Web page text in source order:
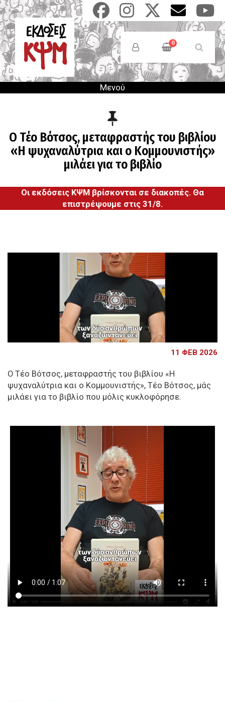
Παράκαμψη
προς
το
κυρίως
περιεχόμενο
Anonymous
Users
Menu
0
Μενού
Ο Τέο Βότσος, μεταφραστής του βιβλίου
«Η ψυχαναλύτρια και ο Κομμουνιστής»
μιλάει για το βιβλίο
Οι εκδόσεις ΚΨΜ βρίσκονται σε διακοπές. Θα
επιστρέψουμε στις 31/8.
11 ΦΕΒ 2026
Ο Τέο Βότσος, μεταφραστής του βιβλίου «Η
ψυχαναλύτρια και ο Κομμουνιστής», Τέο Βότσος, μάς
μιλάει για το βιβλίο που μόλις κυκλοφόρησε.